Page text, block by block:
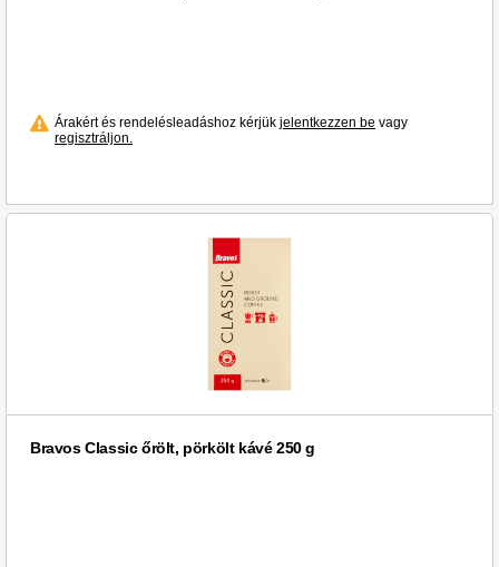
Árakért és rendelésleadáshoz kérjük jelentkezzen be vagy
regisztráljon.
Bravos Classic őrölt, pörkölt kávé 250 g